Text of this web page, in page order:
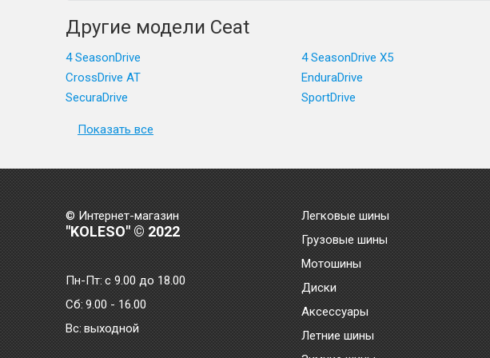
Другие модели Ceat
4 SeasonDrive 4 SeasonDrive X5
CrossDrive AT
EnduraDrive
SecuraDrive
SportDrive
Показать все
© Интернет-магазин
"KOLESO" © 2022
Пн-Пт:с 9.00 до 18.00
Сб: 9.00 - 16.00
Bc: выходной
Легковые шины
Грузовые шины
Мотошины
Диски
Аксессуары
Летние шины